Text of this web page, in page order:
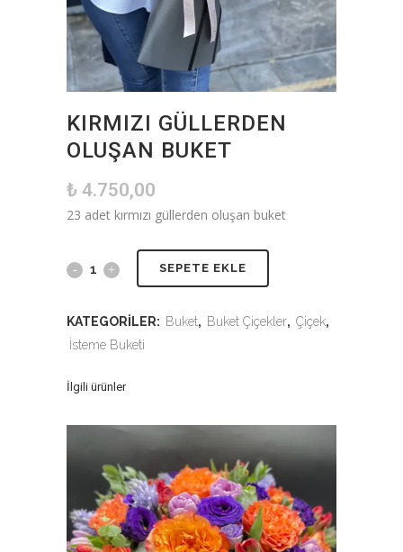
KIRMIZI GÜLLERDEN
OLUŞAN BUKET
₺ 4.750,00
23 adet kırmızı güllerden oluşan buket
SEPETE EKLE
KATEGORILER: Buket, Buket Çiçekler, Çiçek,
İsteme Buketi
İlgili ürünler